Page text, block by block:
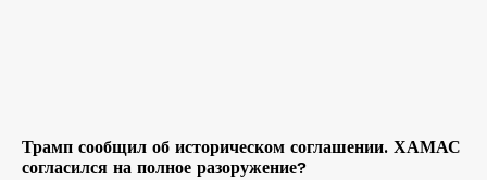
Трамп сообщил об историческом соглашении. ХАМАС
согласился на полное разоружение?